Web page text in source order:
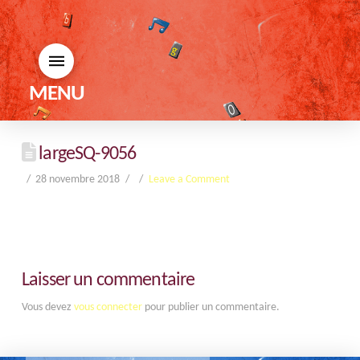
MENU
largeSQ-9056
28 novembre 2018 Leave a Comment
Laisser un commentaire
Vous devez vous connecterpour publier un commentaire.